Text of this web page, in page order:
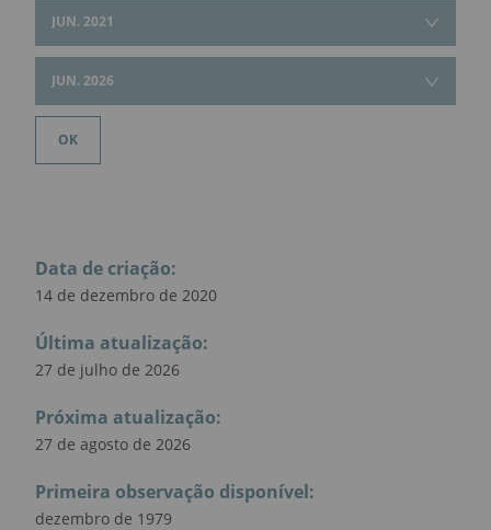
JUN. 2021
JUN. 2026
OK
Data de criação:
14 de dezembro de 2020
Última atualização:
27 de julho de 2026
Próxima atualização:
27 de agosto de 2026
Primeira observação disponível:
dezembro de 1979